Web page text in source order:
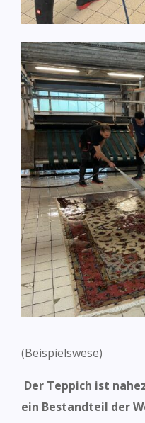
(Beispielswese)
Der Teppich ist
ein Bestandteil der